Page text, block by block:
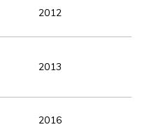
2012
2013
2016